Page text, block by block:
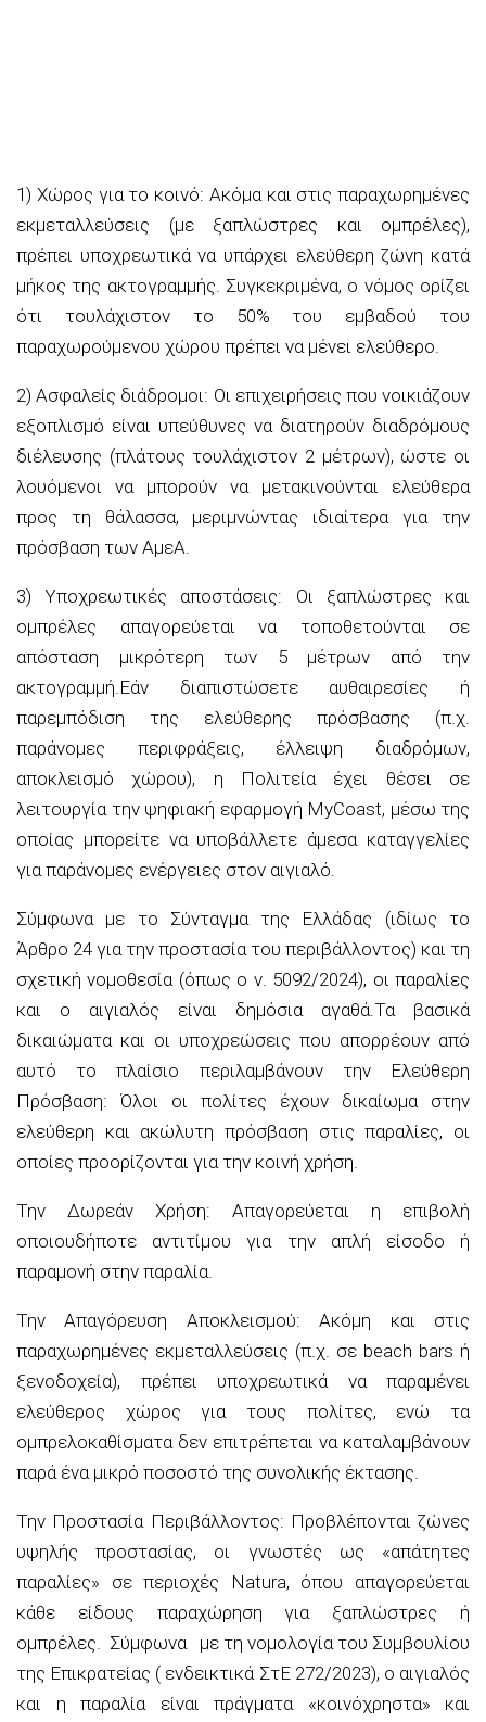
1) Χώρος για το κοινό: Ακόμα και στις παραχωρημένες
εκμεταλλεύσεις (με ξαπλώστρες και ομπρέλες),
πρέπει υποχρεωτικά να υπάρχει ελεύθερη ζώνη κατά
μήκος της ακτογραμμής. Συγκεκριμένα, ο νόμος ορίζει
ότι τουλάχιστον το 50% του εμβαδού του
παραχωρούμενου χώρου πρέπει να μένει ελεύθερο.
2) Ασφαλείς διάδρομοι: Οι επιχειρήσεις που νοικιάζουν
εξοπλισμό είναι υπεύθυνες να διατηρούν διαδρόμους
διέλευσης (πλάτους τουλάχιστον 2 μέτρων), ώστε οι
λουόμενοι να μπορούν να μετακινούνται ελεύθερα
προς τη θάλασσα, μεριμνώντας ιδιαίτερα για την
πρόσβαση των ΑμεΑ.
3) Υποχρεωτικές αποστάσεις: Οι ξαπλώστρες και
ομπρέλες απαγορεύεται να τοποθετούνται σε
απόσταση μικρότερη των 5 μέτρων από την
ακτογραμμή.Εάν διαπιστώσετε αυθαιρεσίες ή
παρεμπόδιση της ελεύθερης πρόσβασης (π.χ.
παράνομες περιφράξεις, έλλειψη διαδρόμων,
αποκλεισμό χώρου), η Πολιτεία έχει θέσει σε
λειτουργία την ψηφιακή εφαρμογή MyCoast, μέσω της
οποίας μπορείτε να υποβάλλετε άμεσα καταγγελίες
για παράνομες ενέργειες στον αιγιαλό.
Σύμφωνα με το Σύνταγμα της Ελλάδας (ιδίως το
Άρθρο 24 για την προστασία του περιβάλλοντος) και τη
σχετική νομοθεσία (όπως ο ν. 5092/2024), οι παραλίες
και ο αιγιαλός είναι δημόσια αγαθά.Τα βασικά
δικαιώματα και οι υποχρεώσεις που απορρέουν από
αυτό το πλαίσιο περιλαμβάνουν την Ελεύθερη
Πρόσβαση: Όλοι οι πολίτες έχουν δικαίωμα στην
ελεύθερη και ακώλυτη πρόσβαση στις παραλίες, οι
οποίες προορίζονται για την κοινή χρήση.
Την Δωρεάν Χρήση: Απαγορεύεται η επιβολή
οποιουδήποτε αντιτίμου για την απλή είσοδο ή
παραμονή στην παραλία.
Την Απαγόρευση Αποκλεισμού: Ακόμη και στις
παραχωρημένες εκμεταλλεύσεις (π.χ. σε beach bars ή
ξενοδοχεία), πρέπει υποχρεωτικά να παραμένει
ελεύθερος χώρος για τους πολίτες, ενώ τα
ομπρελοκαθίσματα δεν επιτρέπεται να καταλαμβάνουν
παρά ένα μικρό ποσοστό της συνολικής έκτασης.
Την Προστασία Περιβάλλοντος: Προβλέπονται ζώνες
υψηλής προστασίας, οι γνωστές ως «απάτητες
παραλίες» σε περιοχές Natura, όπου απαγορεύεται
κάθε είδους παραχώρηση για ξαπλώστρες ή
ομπρέλες. Σύμφωνα με τη νομολογία του Συμβουλίου
της Επικρατείας ( ενδεικτικά ΣτΕ 272/2023), ο αιγιαλός
και η παραλία είναι πράγματα «κοινόχρηστα» και